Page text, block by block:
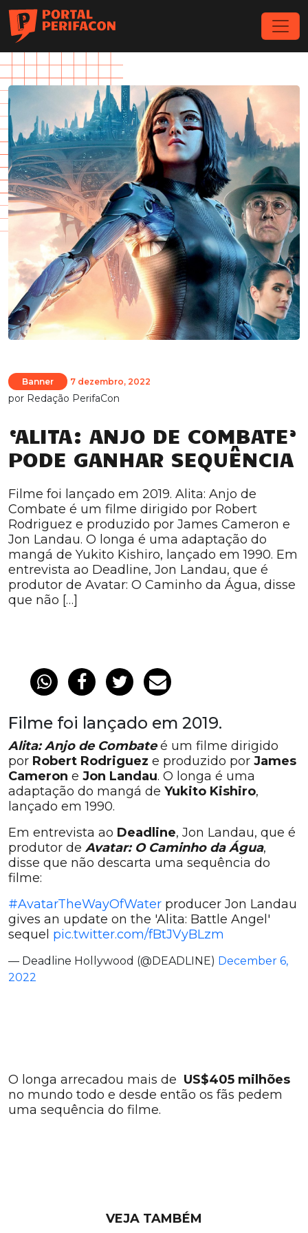
Banner 7 dezembro, 2022
por Redação PerifaCon
‘ALITA: ANJO DE COMBATE’
PODE GANHAR SEQUÊNCIA
Filme foi lançado em 2019. Alita: Anjo de
Combate é um filme dirigido por Robert
Rodriguez e produzido por James Cameron e
Jon Landau. O longa é uma adaptação do
mangá de Yukito Kishiro, lançado em 1990. Em
entrevista ao Deadline, Jon Landau, que é
produtor de Avatar: O Caminho da Água, disse
que não […]
Filme foi lançado em 2019.
Alita: Anjo de Combateé um filme dirigido
por Robert Rodriguez e produzido por James
Cameron e Jon Landau. O longa é uma
adaptação do mangá de Yukito Kishiro,
lançado em 1990.
Em entrevista ao Deadline, Jon Landau, que é
produtor de Avatar: O Caminho da Água,
disse que não descarta uma sequência do
filme:
#AvatarTheWayOfWater producer Jon Landau
gives an update on the 'Alita: Battle Angel'
sequel pic.twitter.com/fBtJVyBLzm
— Deadline Hollywood (@DEADLINE) December 6,
2022
O longa arrecadou mais de US$405 milhões
no mundo todo e desde então os fãs pedem
uma sequência do filme.
VEJA TAMBÉM